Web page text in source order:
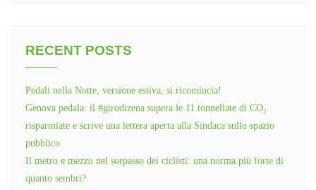
RECENT POSTS
Pedali nella Notte, versione estiva, si ricomincia!
Genova pedala: il #girodizena supera le 11 tonnellate di CO₂
risparmiate e scrive una lettera aperta alla Sindaca sullo spazio
pubblico
Il metro e mezzo nel sorpasso dei ciclisti: una norma più forte di
quanto sembri?